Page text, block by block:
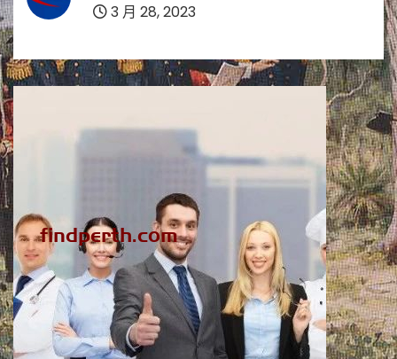
3 月 28, 2023